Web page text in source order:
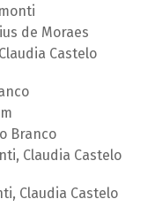
de Moraes
Castelo
Branco
Claudia Castelo
Claudia Castelo